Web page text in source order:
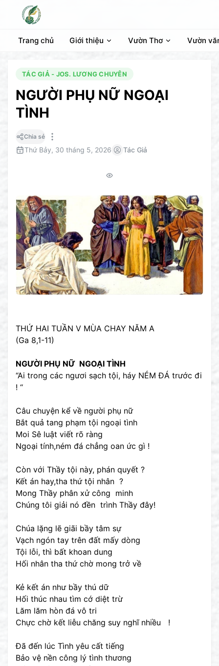
Trang chủ Giới thiệu Vườn Thơ Vườn
TÁC GIẢ - JOS. LƯƠNG CHUYÊN
NGƯỜI PHỤ NỮ NGOẠI
TÌNH
Chia sẻ
Thứ Bảy, 30 tháng 5, 2026 Tác Giả
THỨ HAI TUẦN V MÙA CHAY NĂM A
(Ga 8,1-11)
NGƯỜI PHỤ NỮ NGOẠI TÌNH
“Ai trong các ngươi sạch tội, háy NÉM ĐÁ trước đi
! “
Câu chuyện kể về người phụ nữ
Bắt quả tang phạm tội ngoại tình
Moi Sê luật viết rõ ràng
Ngoại tính,ném đá chẳng oan ức gì !
Còn với Thầy tội này, phán quyết ?
Kết án hay,tha thứ tội nhân ?
Mong Thầy phân xử công minh
Chúng tôi giải nó đền trình Thầy đây!
Chúa lặng lẽ giãi bầy tâm sự
Vạch ngón tay trên đất mấy dòng
Tội lỗi, thì bất khoan dung
Hối nhân tha thứ chờ mong trở về
Kẻ kết án như bầy thú dữ
Hối thúc nhau tìm cớ diệt trừ
Lăm lăm hòn đá vô tri
Chực chờ kết liễu chăng suy nghĩ nhiều !
Đã đến lúc Tình yêu cất tiếng
Bảo vệ nền công lý tình thương